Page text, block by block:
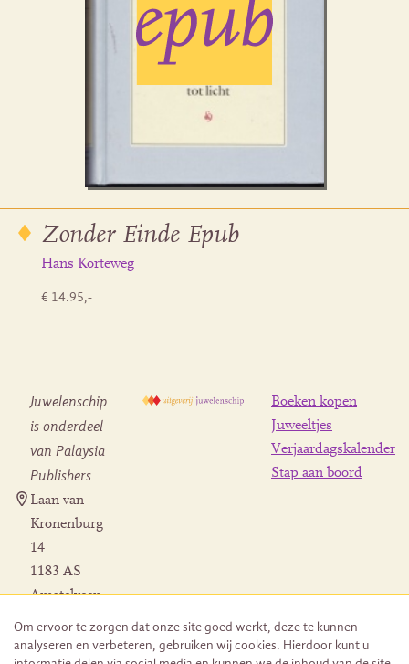
Zonder Einde Epub
Hans Korteweg
€ 14.95,-
Juwelenschip
is onderdeel
van Palaysia
Publishers
Laan van
Kronenburg
14
1183 AS
Amstelveen
Herroeping
bestelling
Boeken kopen
Juweeltjes
Verjaardagskalender
Stap aan boord
Om ervoor te zorgen dat onze site goed werkt, deze te kunnen
analyseren en verbeteren, gebruiken wij cookies. Hierdoor kunt u